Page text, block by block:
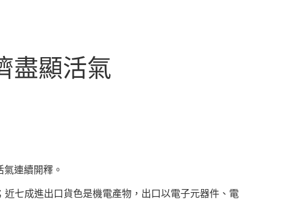
盡顯活氣
連續開釋。
七成進出口貨色是機電產物，出口以電子元器件、電